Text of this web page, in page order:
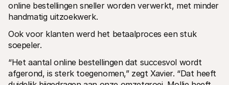
online bestellingen sneller worden verwerkt, met minder
handmatig uitzoekwerk.
Ook voor klanten werd het betaalproces een stuk
soepeler.
“Het aantal online bestellingen dat succesvol wordt
afgerond, is sterk toegenomen,” zegt Xavier. “Dat heeft